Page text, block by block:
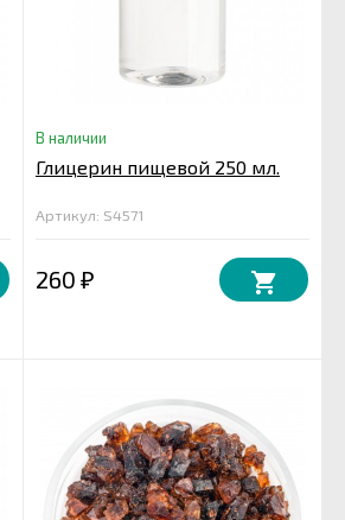
В наличии
Глицерин пищевой 250 мл.
Артикул: S4571
260 ₽